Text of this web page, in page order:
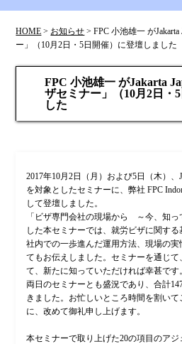
HOME > お知らせ >FPC 小池雄一 が
ー」（10月2日・5日開催）に登壇しました
FPC 小池雄一 がJakarta
ザセミナー」（10月2日・
した
2017年10月2日（月）および5日（木）、
を対象としたセミナーに、弊社 FPC
して登壇しました。
「ビザ専門会社の現場から ～今、知っ
した本セミナーでは、就労ビザに関する
社内での一歩進んだ運用方法、現場の
てもお伝えしました。セミナーを通じ
て、新たに知っていただければ幸甚です
両日のセミナーとも盛況であり、合計
きました。お忙しいところ時間を割い
に、改めて御礼申し上げます。
本セミナーで取り上げた20の項目のア